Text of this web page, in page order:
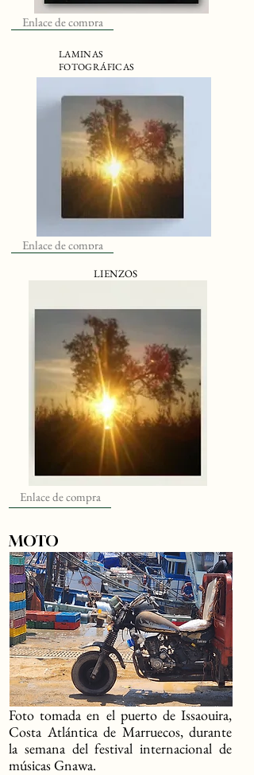
Enlace de compra
LAMINAS
FOTOGRÁFICAS
Enlace de compra
LIENZOS
Enlace de compra
MOTO
Foto tomada en el puerto de Issaouira,
Costa Atlántica de Marruecos, durante
la semana del festival internacional de
músicas Gnawa.